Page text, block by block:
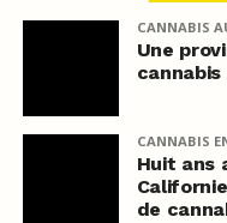
CANNABIS
Une
CANNABIS
Huit ans
de